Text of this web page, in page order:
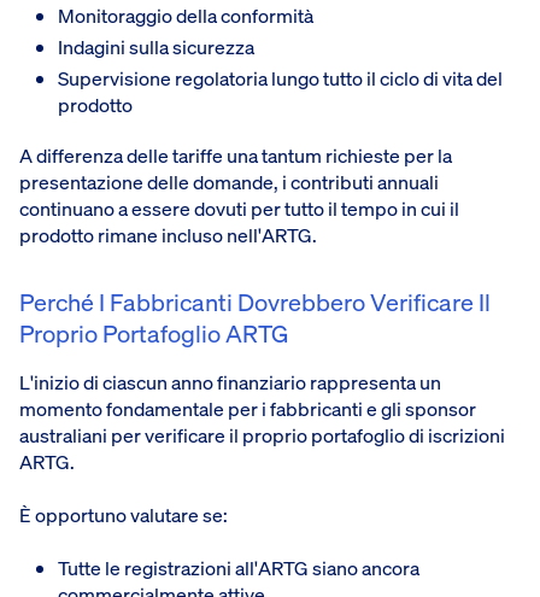
Monitoraggio della conformità
Indagini sulla sicurezza
Supervisione regolatoria lungo tutto il ciclo di vita del
prodotto
A differenza delle tariffe una tantum richieste per la
presentazione delle domande, i contributi annuali
continuano a essere dovuti per tutto il tempo in cui il
prodotto rimane incluso nell'ARTG.
Perché I Fabbricanti Dovrebbero Verificare Il
Proprio Portafoglio ARTG
L'inizio di ciascun anno finanziario rappresenta un
momento fondamentale per i fabbricanti e gli sponsor
australiani per verificare il proprio portafoglio di iscrizioni
ARTG.
È opportuno valutare se:
Tutte le registrazioni all'ARTG siano ancora